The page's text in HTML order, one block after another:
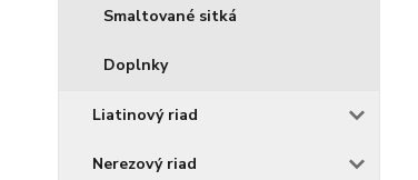
Smaltované sitká
Doplnky
Liatinový riad
Nerezový riad